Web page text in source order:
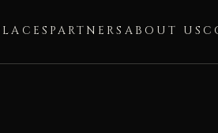
PARTNERS ABOUT US